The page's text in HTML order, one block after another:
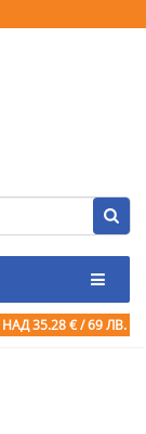
НАД 35.28 € / 69 ЛВ.